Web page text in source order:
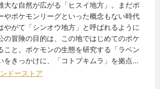
大な自然が広がる「ヒスイ地方」。まだポ
やポケモンリーグといった概念もない時代
やがて「シンオウ地方」と呼ばれるように
の冒険の目的は、この地ではじめてのポケ
こと。ポケモンの生態を研究する「ラベン
をきっかけに、「コトブキムラ」を拠点…
ドーストア